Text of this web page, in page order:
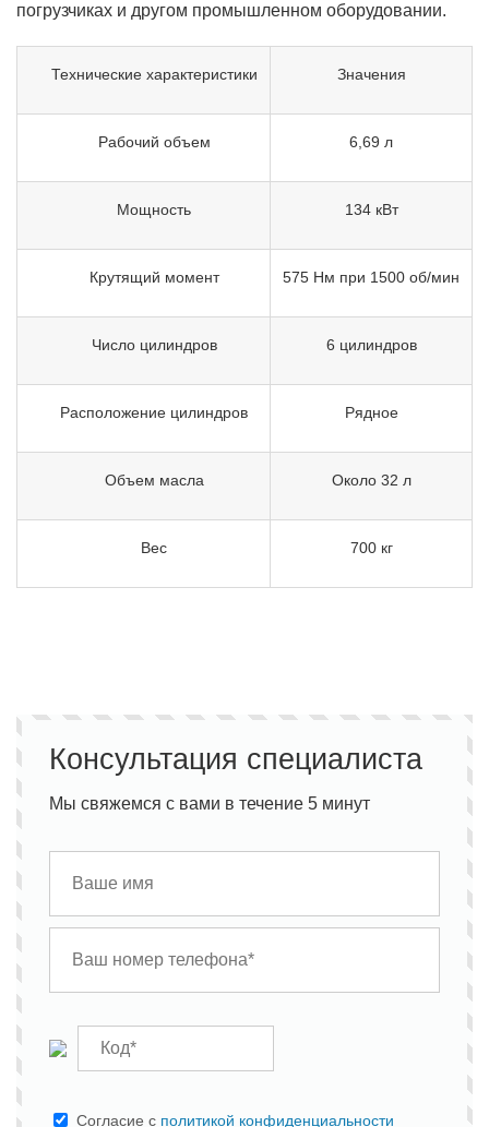
погрузчиках и другом промышленном оборудовании.
Технические характеристики Значения
Рабочий объем 6,69 л
Мощность 134 кВт
Крутящий момент 575 Нм при 1500 об/мин
Число цилиндров 6 цилиндров
Расположение цилиндров Рядное
Объем масла Около 32 л
Вес 700 кг
Консультация специалиста
Мы свяжемся с вами в течение 5 минут
Cогласие с политикой конфиденциальности